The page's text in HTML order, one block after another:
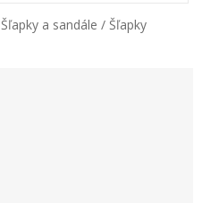
Šľapky a sandále
Šľapky